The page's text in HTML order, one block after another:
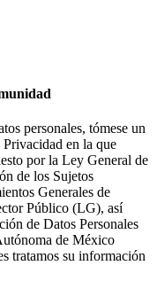
personales, tómese un
en la que
por la Ley General de
de los Sujetos
Generales de
Público (LG), así
de Datos Personales
de México
tratamos su información